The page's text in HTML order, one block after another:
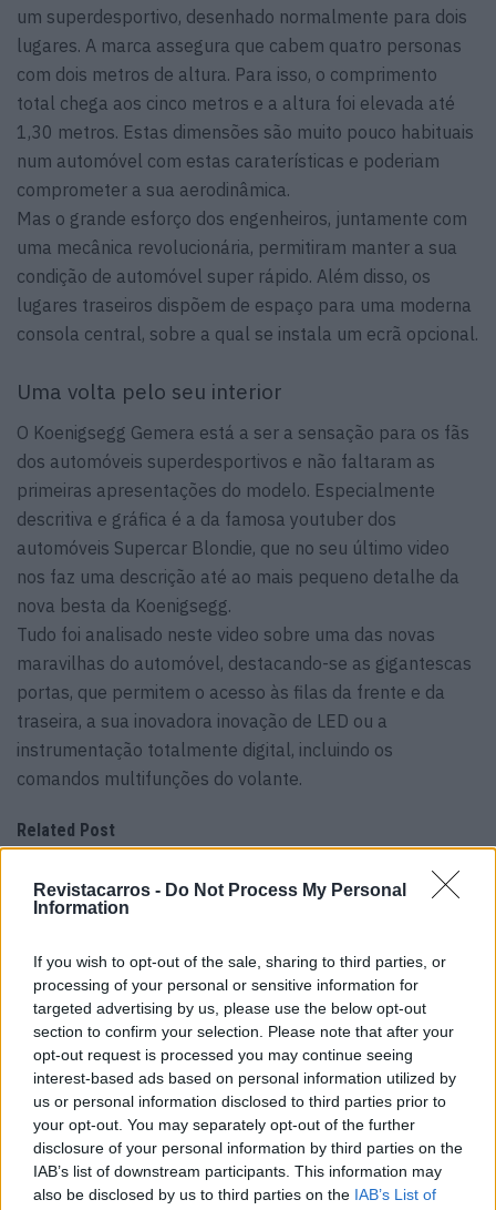
Revistacarros - Do Not Process My Personal
Information
If you wish to opt-out of the sale, sharing to third parties, or
processing of your personal or sensitive information for
targeted advertising by us, please use the below opt-out
section to confirm your selection. Please note that after your
opt-out request is processed you may continue seeing
interest-based ads based on personal information utilized by
us or personal information disclosed to third parties prior to
your opt-out. You may separately opt-out of the further
disclosure of your personal information by third parties on the
IAB’s list of downstream participants. This information may
also be disclosed by us to third parties on the IAB’s List of
um superdesportivo, desenhado normalmente para dois
lugares. A marca assegura que cabem quatro personas
com dois metros de altura. Para isso, o comprimento
total chega aos cinco metros e a altura foi elevada até
1,30 metros. Estas dimensões são muito pouco habituais
num automóvel com estas caraterísticas e poderiam
comprometer a sua aerodinâmica.
Mas o grande esforço dos engenheiros, juntamente com
uma mecânica revolucionária, permitiram manter a sua
condição de automóvel super rápido. Além disso, os
lugares traseiros dispõem de espaço para uma moderna
consola central, sobre a qual se instala um ecrã opcional.
Uma volta pelo seu interior
O Koenigsegg Gemera está a ser a sensação para os fãs
dos automóveis superdesportivos e não faltaram as
primeiras apresentações do modelo. Especialmente
descritiva e gráfica é a da famosa youtuber dos
automóveis Supercar Blondie, que no seu último video
nos faz uma descrição até ao mais pequeno detalhe da
nova besta da Koenigsegg.
Tudo foi analisado neste video sobre uma das novas
maravilhas do automóvel, destacando-se as gigantescas
portas, que permitem o acesso às filas da frente e da
traseira, a sua inovadora inovação de LED ou a
instrumentação totalmente digital, incluindo os
comandos multifunções do volante.
Related Post
Trump lança ataque aos elétricos com
Futuro BMW iX1 acelera e a Neue Klasse
muda tudo no SUV
07/08/2026
Ford e Geely avançam e sucessor do Kuga
pode surpreender
07/08/2026
Peugeot radicaliza design com bigodes de
gato em vez de garras de leão